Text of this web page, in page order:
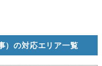
）の対応エリア一覧